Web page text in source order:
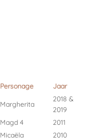
Personage Jaar
Margherita
2018 &
2019
Magd 4
2011
Micaëla
2010